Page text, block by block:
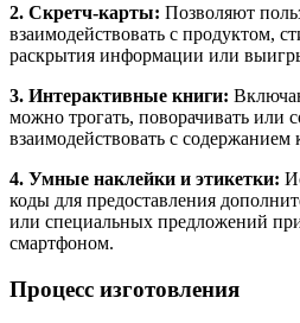
2. Скретч-карты: Позволяют
взаимодействовать с продуктом,
раскрытия информации или
3. Интерактивные книги:
можно трогать, поворачивать или
взаимодействовать с содержанием
4. Умные наклейки и этикетки:
коды для предоставления
или специальных предложений
смартфоном.
Процесс изготовления